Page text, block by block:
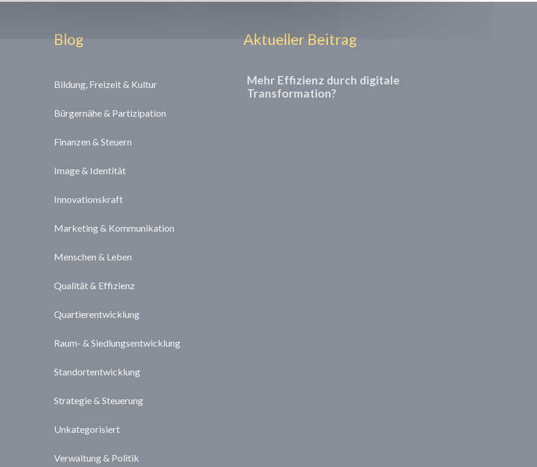
Blog
Bildung, Freizeit & Kultur
Bürgernähe & Partizipation
Finanzen & Steuern
Image & Identität
Innovationskraft
Marketing & Kommunikation
Menschen & Leben
Qualität & Effizienz
Quartierentwicklung
Raum- & Siedlungsentwicklung
Standortentwicklung
Strategie & Steuerung
Unkategorisiert
Verwaltung & Politik
Aktueller Beitrag
Mehr Effizienz durch digitale
Transformation?